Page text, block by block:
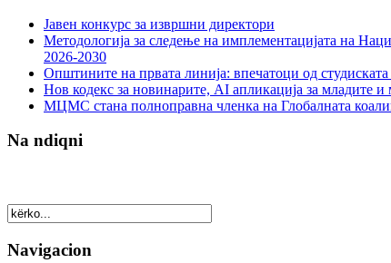
Јавен конкурс за извршни директори
Методологија за следење на имплементацијата на
2026-2030
Општините на првата линија: впечатоци од студиската
Нов кодекс за новинарите, AI апликација за младите
МЦМС стана полноправна членка на Глобалната
Na ndiqni
Navigacion